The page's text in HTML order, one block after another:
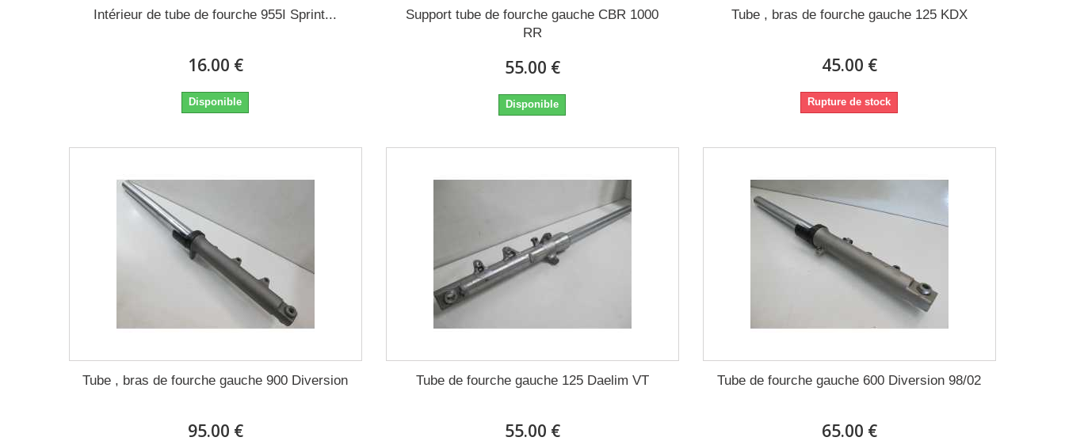
Intérieur de tube de fourche 955I Sprint...
16.00 €
Disponible
Support tube de fourche gauche CBR 1000
RR
55.00 €
Disponible
Tube , bras de fourche gauche 125 KDX
45.00 €
Rupture de stock
Tube , bras de fourche gauche 900 Diversion
95.00 €
Tube de fourche gauche 125 Daelim VT
55.00 €
Tube de fourche gauche 600 Diversion 98/02
65.00 €